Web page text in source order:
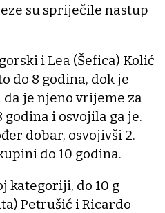
su spriječile nastup
i Lea (Šefica) Kolić
do 8 godina, dok je
je njeno vrijeme za
i osvojila ga je.
dobar, osvojivši 2.
do 10 godina.
kategoriji, do 10 g
Petrušić i Ricardo